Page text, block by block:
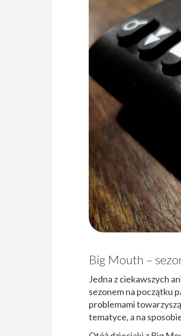
Big Mouth –
Jedna z ciekawszych
sezonem na początku
problemami
tematyce, a na